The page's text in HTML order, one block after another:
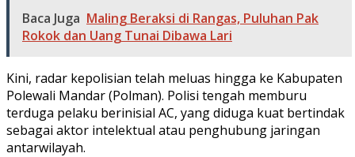
Baca Juga Maling Beraksi di Rangas, Puluhan Pak
Rokok dan Uang Tunai Dibawa Lari
Kini, radar kepolisian telah meluas hingga ke Kabupaten
Polewali Mandar (Polman). Polisi tengah memburu
terduga pelaku berinisial AC, yang diduga kuat bertindak
sebagai aktor intelektual atau penghubung jaringan
antarwilayah.